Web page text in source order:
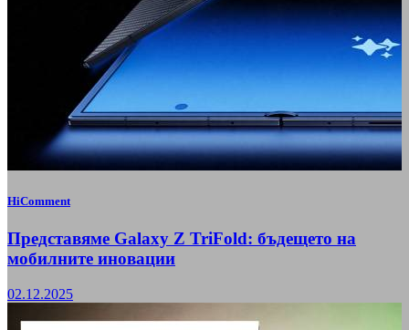
HiComment
Представяме Galaxy Z TriFold: бъдещето на
мобилните иновации
02.12.2025